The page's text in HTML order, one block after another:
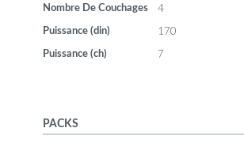
Nombre De Couchages 4
Puissance (din) 170
Puissance (ch) 7
PACKS